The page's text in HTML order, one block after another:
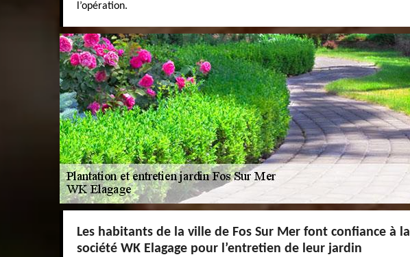
l’opération.
Les habitants de la ville de Fos Sur Mer font confiance à la
société WK Elagage pour l’entretien de leur jardin